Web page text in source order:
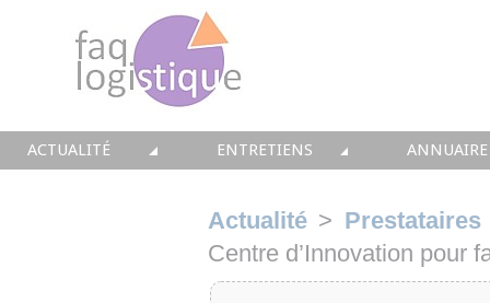
ACTUALITÉ ENTRETIENS
• ENTREPÔT
ANNUAIRE
•
Actualité > Prestataires
Centre d’Innovation pour